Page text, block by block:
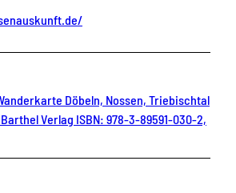
Döbeln, Nossen, Triebischtal
Verlag ISBN: 978-3-89591-030-2,